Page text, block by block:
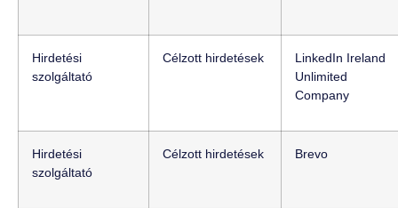
Hirdetési
szolgáltató
Célzott hirdetések
LinkedIn Ireland
Unlimited
Company
Hirdetési
szolgáltató
Célzott hirdetések Brevo